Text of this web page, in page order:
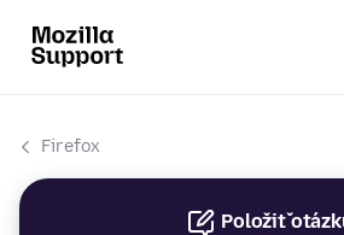
Firefox
Položiť